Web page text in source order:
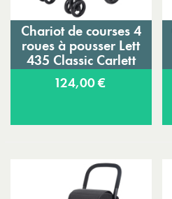
Chariot de courses 4
roues à pousser Lett
435 Classic Carlett
124,00 €